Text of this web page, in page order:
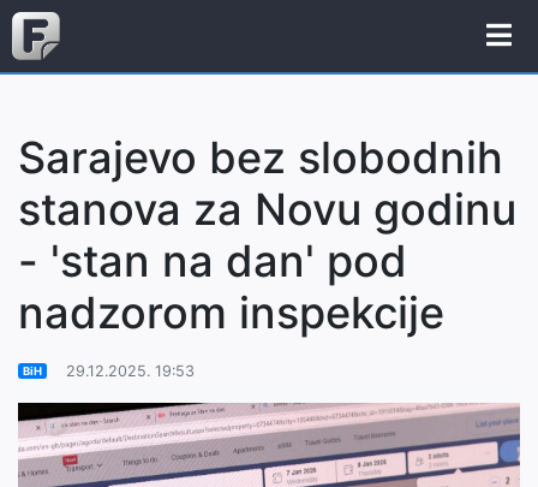
Sarajevo bez slobodnih
stanova za Novu godinu
- 'stan na dan' pod
nadzorom inspekcije
BiH 29.12.2025. 19:53